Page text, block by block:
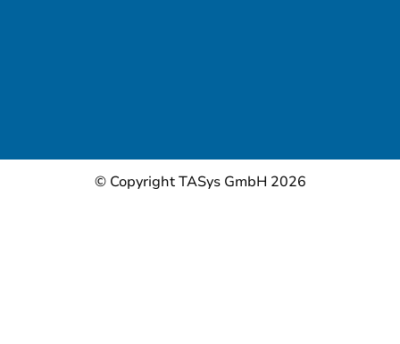
© Copyright TASys GmbH 2026